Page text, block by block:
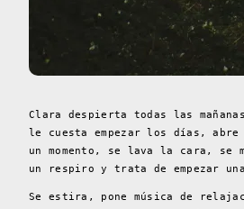
Clara despierta todas las
le cuesta empezar los días,
un momento, se lava la cara, se
un respiro y trata de empezar
Se estira, pone música de